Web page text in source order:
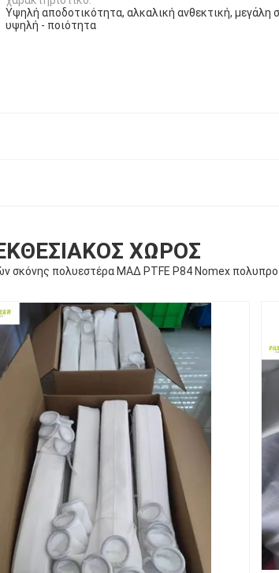
Υψηλή αποδοτικότητα, αλκαλική ανθεκτική, μεγάλη
υψηλή - ποιότητα
ΧΏΡΟΣ
σκόνης πολυεστέρα ΜΑΔ PTFE P84 Nomex